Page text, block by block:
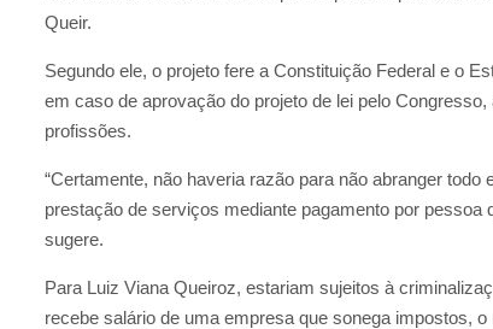
Queir.
Segundo ele, o projeto fere a Constituição Federal e o
em caso de aprovação do projeto de lei pelo
profissões.
“Certamente, não haveria razão para não abranger
prestação de serviços mediante pagamento por pessoa
sugere.
Para Luiz Viana Queiroz, estariam sujeitos à
recebe salário de uma empresa que sonega impostos,